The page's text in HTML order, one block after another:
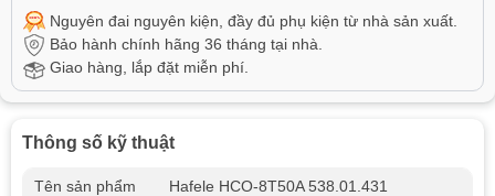
Nguyên đai nguyên kiện, đầy đủ phụ kiện từ nhà sản xuất.
Bảo hành chính hãng 36 tháng tại nhà.
Giao hàng, lắp đặt miễn phí.
Thông số kỹ thuật
Tên sản phẩm Hafele HCO-8T50A 538.01.431